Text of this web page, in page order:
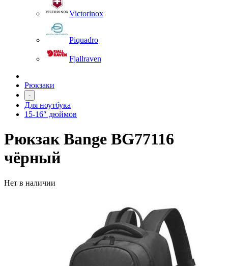
Victorinox
Piquadro
Fjallraven
Рюкзаки
-
Для ноутбука
15-16″ дюймов
Рюкзак Bange BG77116
чёрный
Нет в наличии